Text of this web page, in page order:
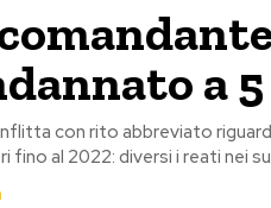
a
con rito abbreviato
fino al 2022: diversi i reati nei